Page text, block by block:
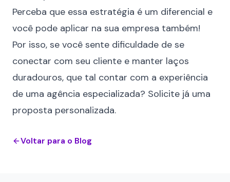
Perceba que essa estratégia é um diferencial e
você pode aplicar na sua empresa também!
Por isso, se você sente dificuldade de se
conectar com seu cliente e manter laços
duradouros, que tal contar com a experiência
de uma agência especializada? Solicite já uma
proposta personalizada.
Voltar para o Blog